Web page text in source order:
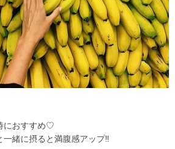
におすすめ♡
緒に摂ると満腹感アップ‼